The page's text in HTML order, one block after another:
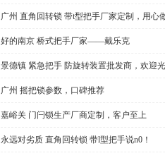
广州 直角回转锁 带t型把手厂家定制，用心
好的南京 桥式把手厂家——戴乐克
景德镇 紧急把手 防旋转装置批发商，欢迎
广州 摇把锁参数，口碑推荐
嘉峪关 门闩锁生产厂商定制，客户至上
永远对劣质 直角回转锁 带l型把手说n0！